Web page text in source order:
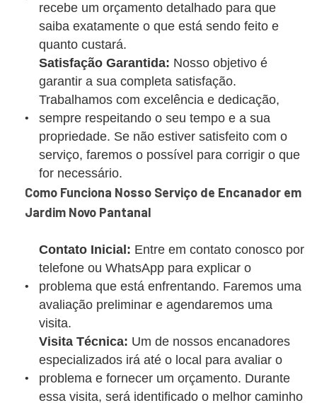
recebe um orçamento detalhado para que
saiba exatamente o que está sendo feito e
quanto custará.
Satisfação Garantida: Nosso objetivo é
garantir a sua completa satisfação.
Trabalhamos com excelência e dedicação,
sempre respeitando o seu tempo e a sua
propriedade. Se não estiver satisfeito com o
serviço, faremos o possível para corrigir o que
for necessário.
Como Funciona Nosso Serviço de Encanador em
Jardim Novo Pantanal
Contato Inicial: Entre em contato conosco por
telefone ou WhatsApp para explicar o
problema que está enfrentando. Faremos uma
avaliação preliminar e agendaremos uma
visita.
Visita Técnica: Um de nossos encanadores
especializados irá até o local para avaliar o
problema e fornecer um orçamento. Durante
essa visita, será identificado o melhor caminho